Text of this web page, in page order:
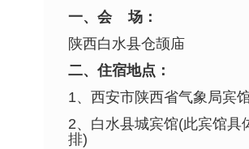
一、会
场：
陕西白水县仓颉庙
二、住宿地点：
1、西安市陕西省气象局宾
2、 白水县城宾馆(此宾馆具
排)